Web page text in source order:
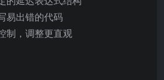
易出错的代码
制，调整更直观